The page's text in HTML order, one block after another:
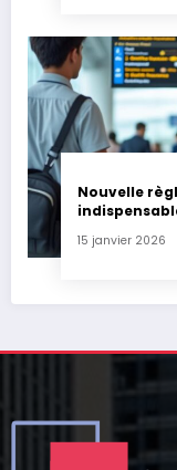
Nouvelle
15 janvier 2026